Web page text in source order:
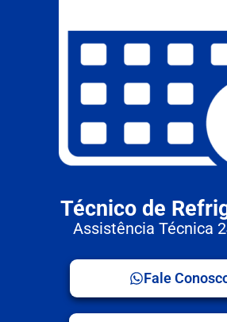
Técnico de
Assistência Técnica
Fale